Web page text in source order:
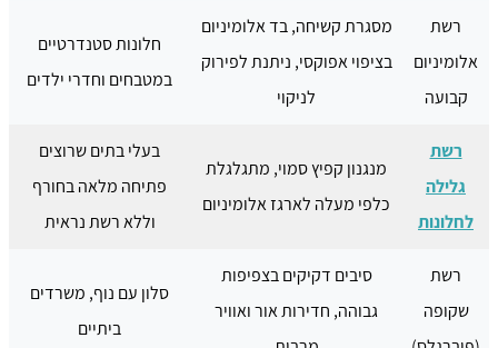
רשת
אלומיניום
קבועה
מסגרת קשיחה, בד אלומיניום
בציפוי אפוקסי, ניתנת לפירוק
לניקוי
חלונות סטנדרטיים
במטבחים וחדרי ילדים
רשת
גלילה
לחלונות
מנגנון קפיץ סמוי, מתגלגלת
כלפי מעלה לארגז אלומיניום
בעלי בתים שרוצים
פתיחה מלאה בחורף
וללא רשת נראית
רשת
שקופה
סיבים דקיקים בצפיפות
גבוהה, חדירות אור ואוויר
סלון עם נוף, משרדים
ביתיים